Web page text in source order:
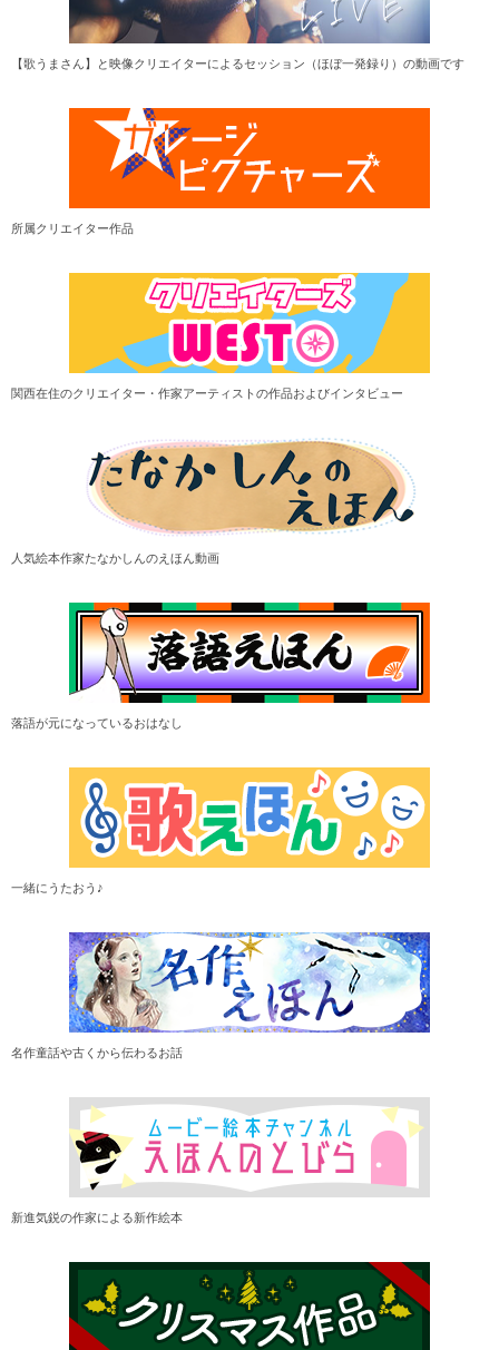
【歌うまさん】と映像クリエイターによるセッション（ほぼ一発録り）の動画です
所属クリエイター作品
関西在住のクリエイター・作家アーティストの作品およびインタビュー
人気絵本作家たなかしんのえほん動画
落語が元になっているおはなし
一緒にうたおう♪
名作童話や古くから伝わるお話
新進気鋭の作家による新作絵本